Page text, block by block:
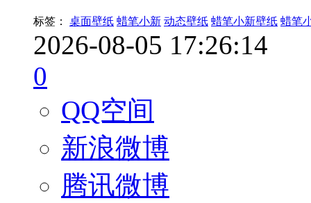
标签： 桌面壁纸 蜡笔小新 动态壁纸 蜡笔小新壁纸 蜡笔
2026-08-05 17:26:14
0
QQ空间
新浪微博
腾讯微博